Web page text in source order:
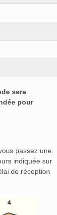
sera
pour
passez une
indiquée sur
de réception